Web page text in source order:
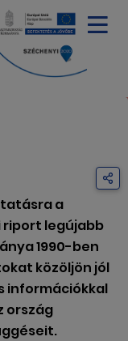
a
legújabb
1990-ben
közöljön jól
információkkal
ország